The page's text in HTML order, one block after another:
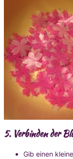
5. Verbinden der
Gib einen